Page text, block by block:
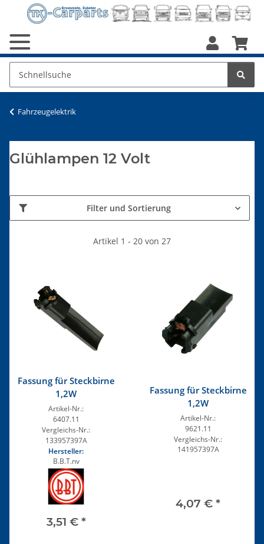
Fahrzeugelektrik
Glühlampen 12 Volt
Filter und Sortierung
Artikel 1 - 20 von 27
Fassung für Steckbirne
1,2W
Artikel-Nr.:
6407.11
Vergleichs-Nr.:
133957397A
Hersteller:
B.B.T.nv
3,51 € *
Fassung für Steckbirne
1,2W
Artikel-Nr.:
9621.11
Vergleichs-Nr.:
141957397A
4,07 € *